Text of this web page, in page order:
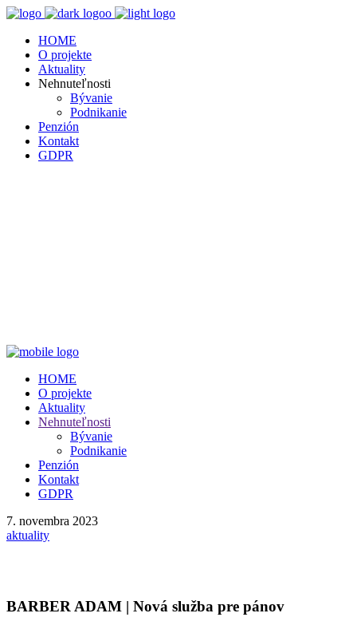
HOME
O projekte
Aktuality
Nehnuteľnosti
Bývanie
Podnikanie
Penzión
Kontakt
GDPR
HOME
O projekte
Aktuality
Nehnuteľnosti
Bývanie
Podnikanie
Penzión
Kontakt
GDPR
7. novembra 2023
aktuality
BARBER ADAM | Nová služba pre pánov